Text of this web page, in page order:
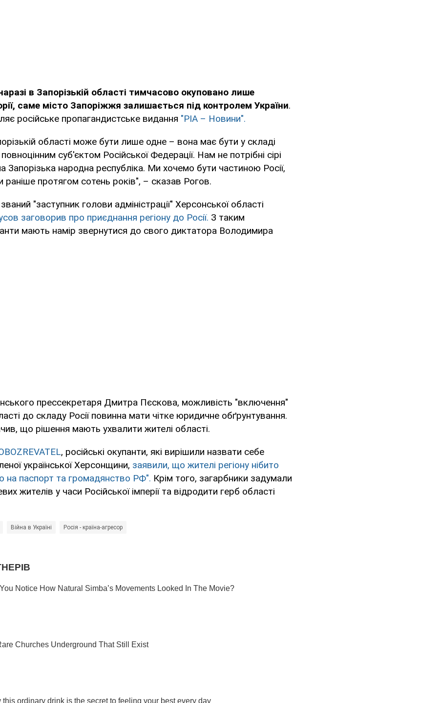
в Запорізькій області тимчасово окуповано лише
саме місто Запоріжжя залишається під контролем України.
російське пропагандистське видання "РІА – Новини".
області може бути лише одне – вона має бути у складі
суб'єктом Російської Федерації. Нам не потрібні сірі
Запорізька народна республіка. Ми хочемо бути частиною Росії,
раніше протягом сотень років", – сказав Рогов.
"заступник голови адміністрації" Херсонської області
заговорив про приєднання регіону до Росії. З таким
мають намір звернутися до свого диктатора Володимира
прессекретаря Дмитра Пєскова, можливість "включення"
до складу Росії повинна мати чітке юридичне обґрунтування.
що рішення мають ухвалити жителі області.
, російські окупанти, які вирішили назвати себе
української Херсонщини, заявили, що жителі регіону нібито
на паспорт та громадянство РФ". Крім того, загарбники задумали
жителів у часи Російської імперії та відродити герб області
Війна в Україні Росія - країна-агресор